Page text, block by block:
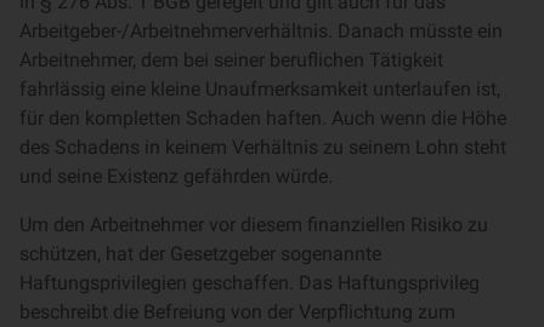
Arbeitgeber-/Arbeitnehmerverhältnis. Danach müsste ein
Arbeitnehmer, dem bei seiner beruflichen Tätigkeit
fahrlässig eine kleine Unaufmerksamkeit unterlaufen ist,
für den kompletten Schaden haften. Auch wenn die Höhe
des Schadens in keinem Verhältnis zu seinem Lohn steht
und seine Existenz gefährden würde.
Um den Arbeitnehmer vor diesem finanziellen Risiko zu
schützen, hat der Gesetzgeber sogenannte
Haftungsprivilegien geschaffen. Das Haftungsprivileg
beschreibt die Befreiung von der Verpflichtung zum